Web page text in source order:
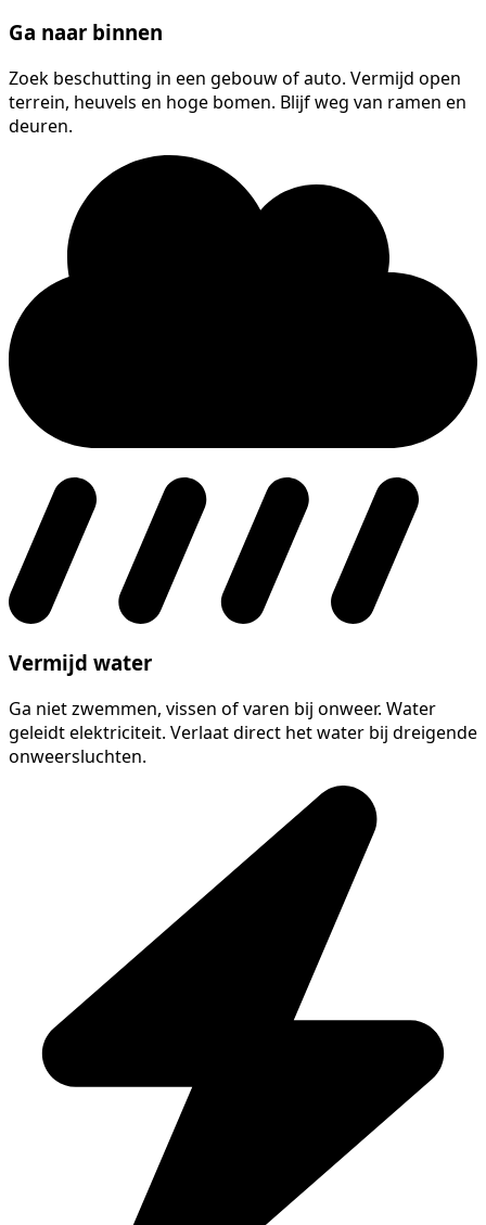
Ga naar binnen
Zoek beschutting in een gebouw of auto. Vermijd open
terrein, heuvels en hoge bomen. Blijf weg van ramen en
deuren.
Vermijd water
Ga niet zwemmen, vissen of varen bij onweer. Water
geleidt elektriciteit. Verlaat direct het water bij dreigende
onweersluchten.